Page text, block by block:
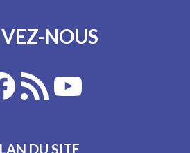
NOUS
DU SITE